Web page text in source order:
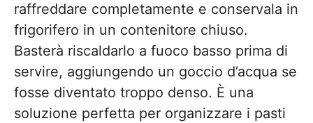
raffreddare completamente e conservala in
frigorifero in un contenitore chiuso.
Basterà riscaldarlo a fuoco basso prima di
servire, aggiungendo un goccio d’acqua se
fosse diventato troppo denso. È una
soluzione perfetta per organizzare i pasti